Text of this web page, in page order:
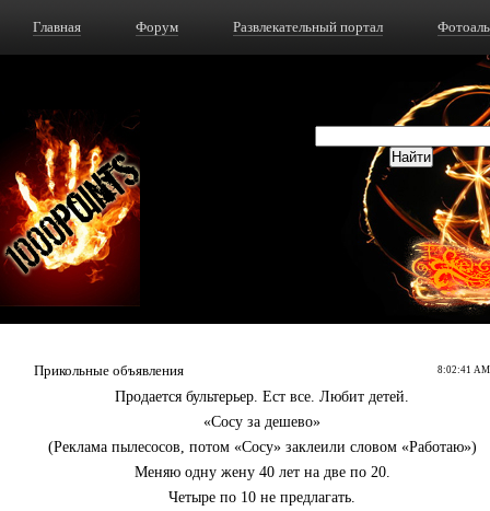
Главная Форум Развлекательный портал
8:02:41 AM
Прикольные объявления
Продается бультерьер. Ест все. Любит детей.
«Сосу за дешево»
(Реклама пылесосов, потом «Сосу» заклеили словом «Работаю»)
Меняю одну жену 40 лет на две по 20.
Четыре по 10 не предлагать.